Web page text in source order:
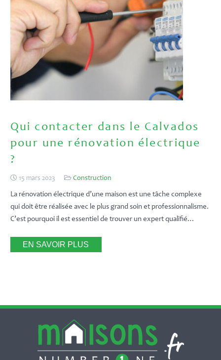
Qui contacter dans le Calvados
pour une rénovation électrique
?
15 mars 2023 Construction
La rénovation électrique d’une maison est une tâche complexe
qui doit être réalisée avec le plus grand soin et professionnalisme.
C’est pourquoi il est essentiel de trouver un expert qualifié…
EN SAVOIR PLUS